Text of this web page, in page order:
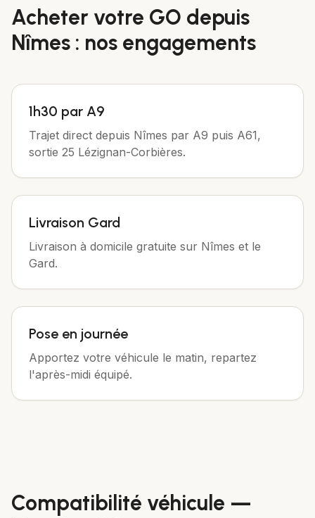
Acheter votre GO depuis
Nîmes : nos engagements
1h30 par A9
Trajet direct depuis Nîmes par A9 puis A61,
sortie 25 Lézignan-Corbières.
Livraison Gard
Livraison à domicile gratuite sur Nîmes et le
Gard.
Pose en journée
Apportez votre véhicule le matin, repartez
l'après-midi équipé.
Compatibilité véhicule —